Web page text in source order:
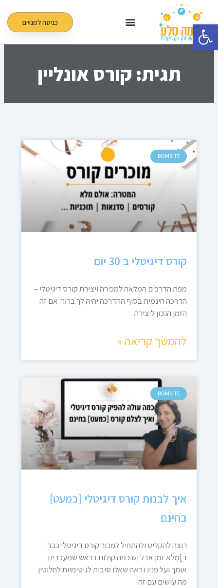
פתח סרגל נגישות
לתוכן
כניסה למנויים
תגית: קורס אונליין
BOMSITE
קורס דיגיטלי ב 30 יום
מפת הדרכים המלאה למכירה ויצירת קורס דיגיטלי –
הדרכה חינמית בסוף ההדרכה יהיה לך ברור: אם זה
הזמן הנכון ליצירת
להמשך קריאה »
BOMSITE
איך לבנות קורס דיגיטלי [כמעט]
בחינם
רוצה להקליט ולהתחיל למכור קורס דיגיטלי כבר
ב]מלא זמן אבל יש כמה קולות בראש שמעכבים
אותך ועל פניו נראה שאלו סיבות לגיטימיות לחלוטין.
מה עושים עם זה